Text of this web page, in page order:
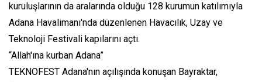
kuruluşlarının da aralarında olduğu 128 kurumun katılımıyla
Adana Havalimanı'nda düzenlenen Havacılık, Uzay ve
Teknoloji Festivali kapılarını açtı.
“Allah'ına kurban Adana”
TEKNOFEST Adana'nın açılışında konuşan Bayraktar,